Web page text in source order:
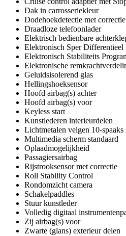
Dak in carrosseriekleur
Dodehoekdetectie met correctie
Draadloze telefoonlader
Elektrisch bedienbare
Elektronisch Sper Differentieel
Elektronisch Stabiliteits
Elektronische
Geluidsisolerend glas
Hellingshoeksensor
Hoofd airbag(s) achter
Hoofd airbag(s) voor
Keyless start
Kunstlederen interieurdelen
Lichtmetalen velgen 10-spaaks
Multimedia scherm standaard
Oplaadmogelijkheid
Passagiersairbag
Rijstrooksensor met correctie
Roll Stability Control
Rondomzicht camera
Schakelpaddles
Stuur kunstleder
Volledig digitaal
Zij airbag(s) voor
Zwarte (glans) exterieur delen